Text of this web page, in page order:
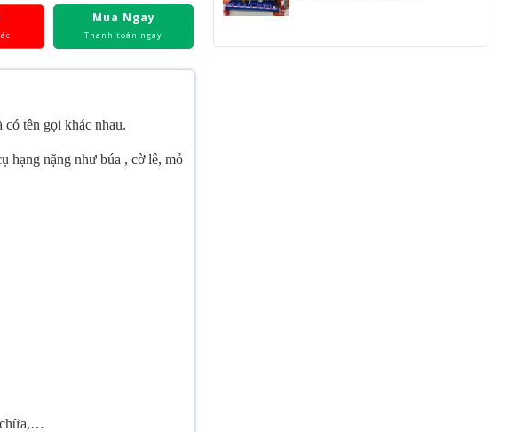
Mua Ngay
Thanh toán ngay
tên gọi khác nhau.
hạng nặng như búa , cờ lê, mỏ
chữa,…